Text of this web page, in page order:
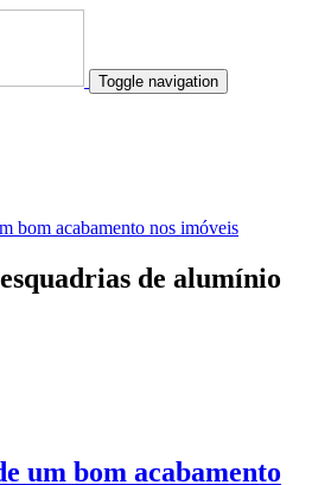
Toggle navigation
bom acabamento nos imóveis
de alumínio
um bom acabamento